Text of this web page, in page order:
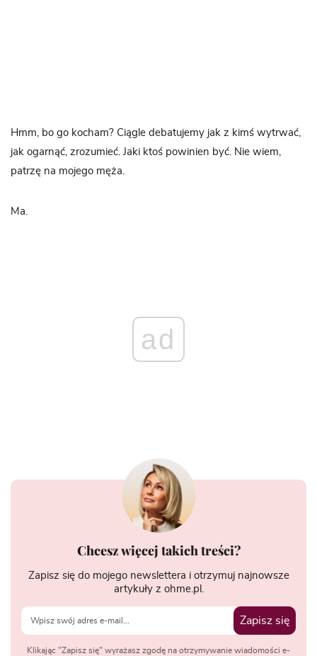
Hmm, bo go kocham? Ciągle debatujemy jak z kimś wytrwać,
jak ogarnąć, zrozumieć. Jaki ktoś powinien być. Nie wiem,
patrzę na mojego męża.
Ma.
ad
Chcesz więcej takich treści?
Zapisz się do mojego newslettera i otrzymuj najnowsze
artykuły z ohme.pl.
Zapisz się
Klikając "Zapisz się" wyrażasz zgodę na otrzymywanie wiadomości e-